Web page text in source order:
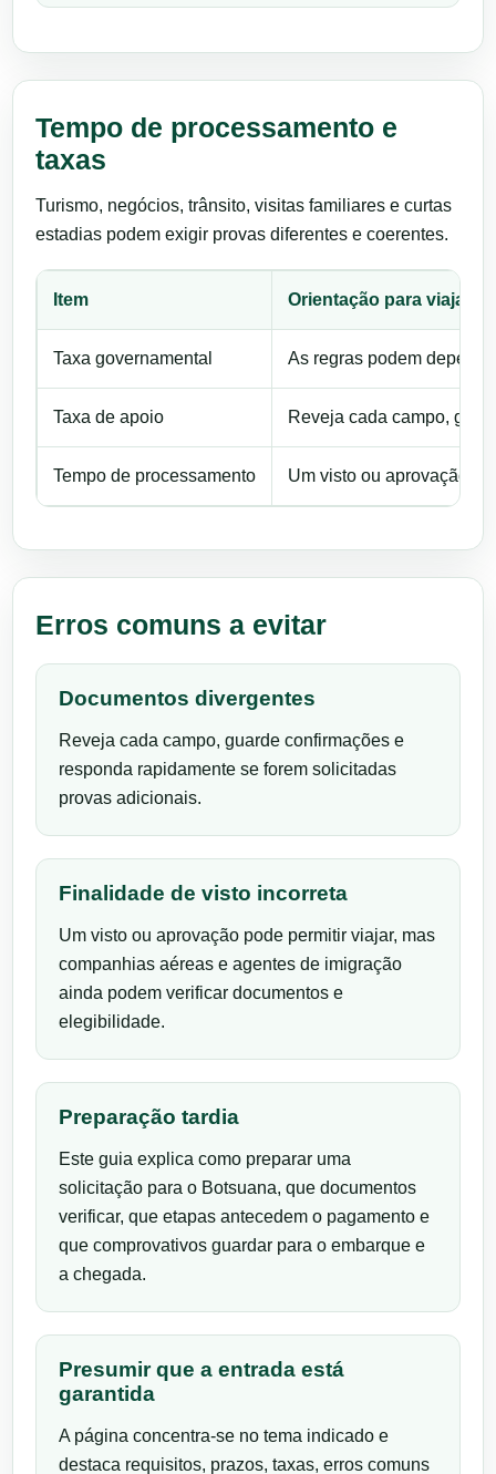
Tempo de processamento e
taxas
Turismo, negócios, trânsito, visitas familiares e curtas
estadias podem exigir provas diferentes e coerentes.
Item Orientação para
Taxa governamental As regras podem
Taxa de apoio Reveja cada campo,
Tempo de processamento Um visto ou aprovação
Erros comuns a evitar
Documentos divergentes
Reveja cada campo, guarde confirmações e
responda rapidamente se forem solicitadas
provas adicionais.
Finalidade de visto incorreta
Um visto ou aprovação pode permitir viajar, mas
companhias aéreas e agentes de imigração
ainda podem verificar documentos e
elegibilidade.
Preparação tardia
Este guia explica como preparar uma
solicitação para o Botsuana, que documentos
verificar, que etapas antecedem o pagamento e
que comprovativos guardar para o embarque e
a chegada.
Presumir que a entrada está
garantida
A página concentra-se no tema indicado e
destaca requisitos, prazos, taxas, erros comuns